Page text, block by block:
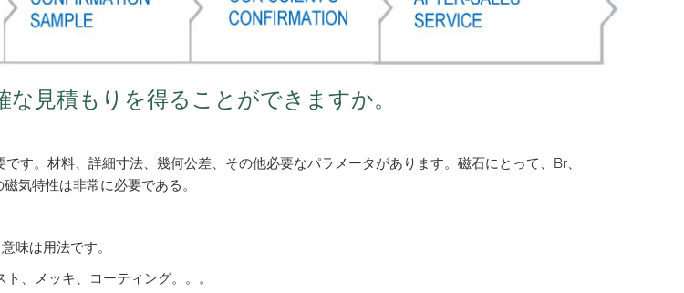
見積もりを得ることができますか。
す。材料、詳細寸法、幾何公差、その他必要なパラメータがあります。磁石にとって、Br、
気特性は非常に必要である。
味は用法です。
、メッキ、コーティング。。。